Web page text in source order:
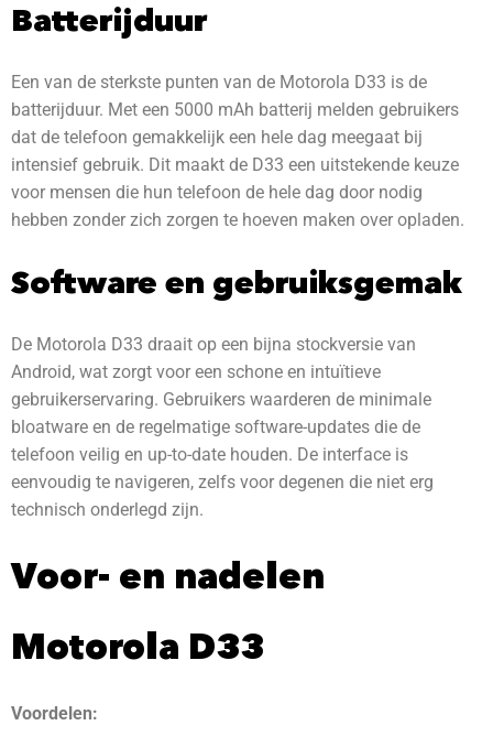
Batterijduur
Een van de sterkste punten van de Motorola D33 is de
batterijduur. Met een 5000 mAh batterij melden gebruikers
dat de telefoon gemakkelijk een hele dag meegaat bij
intensief gebruik. Dit maakt de D33 een uitstekende keuze
voor mensen die hun telefoon de hele dag door nodig
hebben zonder zich zorgen te hoeven maken over opladen.
Software en gebruiksgemak
De Motorola D33 draait op een bijna stockversie van
Android, wat zorgt voor een schone en intuïtieve
gebruikerservaring. Gebruikers waarderen de minimale
bloatware en de regelmatige software-updates die de
telefoon veilig en up-to-date houden. De interface is
eenvoudig te navigeren, zelfs voor degenen die niet erg
technisch onderlegd zijn.
Voor- en nadelen
Motorola D33
Voordelen: